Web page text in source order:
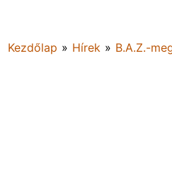
Kezdőlap » Hírek » B.A.Z.-